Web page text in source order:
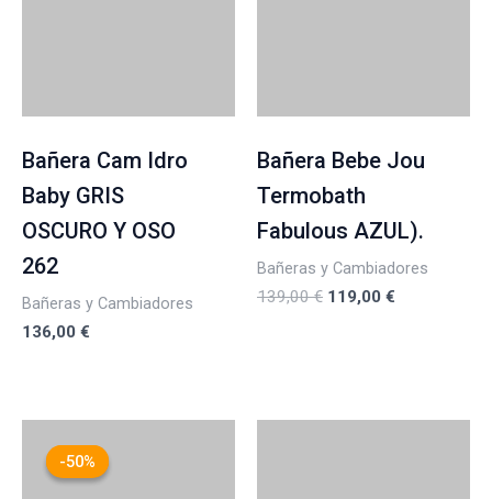
Bañera Cam Idro
Baby GRIS
OSCURO Y OSO
262
Bañeras y Cambiadores
136,00 €
Bañera Bebe Jou
Termobath
Fabulous AZUL).
Bañeras y Cambiadores
139,00€ 119,00 €
-50%
-50%
precio
original